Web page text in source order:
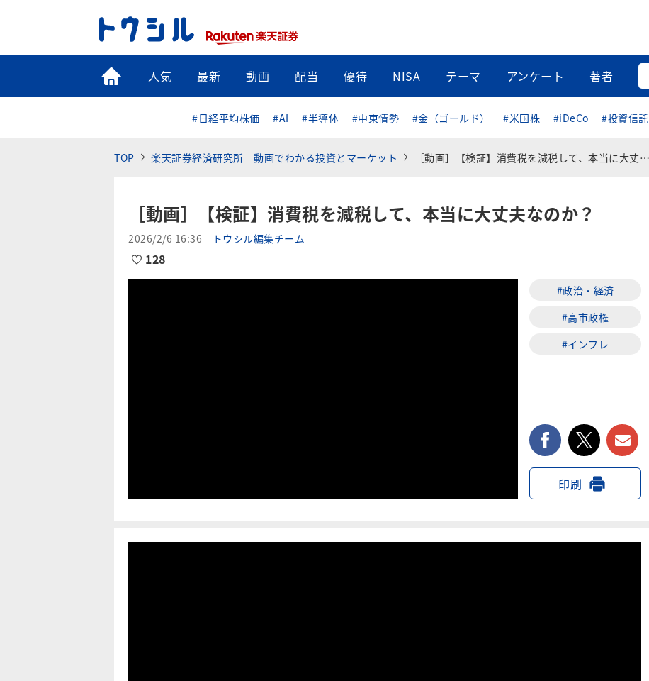
トップ
人気 最新 動画 配当 優待 NISA テーマ アンケート 著者
#日経平均株価 #AI #半導体 #中東情勢 #金（ゴールド） #米国株 #iDeCo #投資信託
TOP 楽天証券経済研究所 動画でわかる投資とマーケット ［動画］【検証】消費税を減税して、本当に大丈夫なのか？
［動画］【検証】消費税を減税して、本当に大丈夫なのか？
2026/2/6 16:36 トウシル編集チーム
128
#政治・経済
#高市政権
#インフレ
facebooktwitter
印刷